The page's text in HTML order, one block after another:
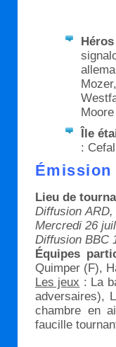
Île
:
Émission
Lieu de
Diffusion
Mercredi 26
Diffusion BBC
Équipes
Quimper (F),
Les jeux : La
adversaires),
chambre en
faucille